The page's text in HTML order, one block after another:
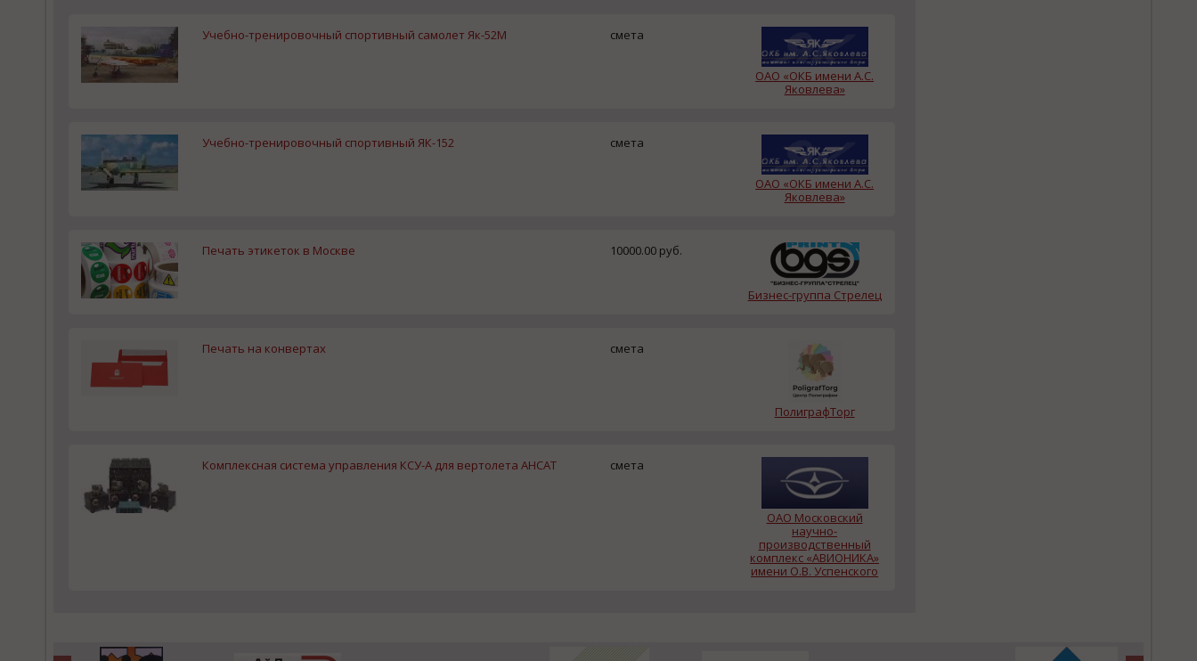
Учебно-тренировочный спортивный самолет Як-52М смета
ОАО «ОКБ имени А.С.
Яковлева»
Учебно-тренировочный спортивный ЯК-152 смета
ОАО «ОКБ имени А.С.
Яковлева»
Печать этикеток в Москве 10000.00 руб.
Бизнес-группа Стрелец
Печать на конвертах смета
ПолиграфТорг
Комплексная система управления КСУ-А для вертолета АНСАТ смета
ОАО Московский
научно-
производственный
комплекс «АВИОНИКА»
имени О.В. Успенского